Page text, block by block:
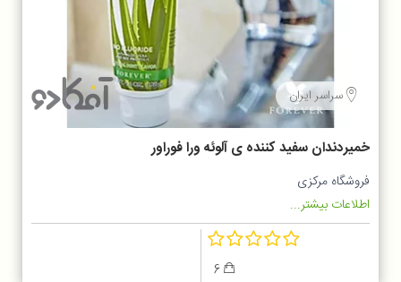
سراسر ایران
خمیردندان سفید کننده ی آلوئه ورا فوراور
فروشگاه مرکزی
اطلاعات بیشتر...
6